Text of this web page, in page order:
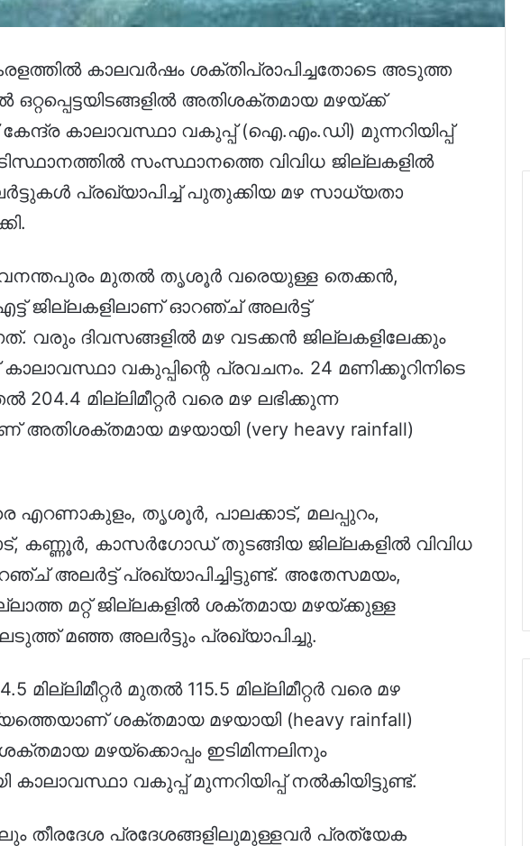
കാലവർഷം ശക്തിപ്രാപിച്ചതോടെ അടുത്ത
അതിശക്തമായ മഴയ്ക്ക്
കാലാവസ്ഥാ വകുപ്പ് (ഐ.എം.ഡി) മുന്നറിയിപ്പ്
സംസ്ഥാനത്തെ വിവിധ ജില്ലകളിൽ
പ്രഖ്യാപിച്ച് പുതുക്കിയ മഴ സാധ്യതാ
മുതൽ തൃശൂർ വരെയുള്ള തെക്കൻ,
ജില്ലകളിലാണ് ഓറഞ്ച് അലർട്ട്
വരും ദിവസങ്ങളിൽ മഴ വടക്കൻ ജില്ലകളിലേക്കും
വകുപ്പിന്റെ പ്രവചനം. 24 മണിക്കൂറിനിടെ
204.4 മില്ലിമീറ്റർ വരെ മഴ ലഭിക്കുന്ന
മഴയായി (very heavy rainfall)
തൃശൂർ, പാലക്കാട്, മലപ്പുറം,
കണ്ണൂർ, കാസർഗോഡ് തുടങ്ങിയ ജില്ലകളിൽ വിവിധ
അലർട്ട് പ്രഖ്യാപിച്ചിട്ടുണ്ട്. അതേസമയം,
മറ്റ് ജില്ലകളിൽ ശക്തമായ മഴയ്ക്കുള്ള
മഞ്ഞ അലർട്ടും പ്രഖ്യാപിച്ചു.
മില്ലിമീറ്റർ മുതൽ 115.5 മില്ലിമീറ്റർ വരെ മഴ
ശക്തമായ മഴയായി (heavy rainfall)
മഴയ്ക്കൊപ്പം ഇടിമിന്നലിനും
വകുപ്പ് മുന്നറിയിപ്പ് നൽകിയിട്ടുണ്ട്.
തീരദേശ പ്രദേശങ്ങളിലുമുള്ളവർ പ്രത്യേക